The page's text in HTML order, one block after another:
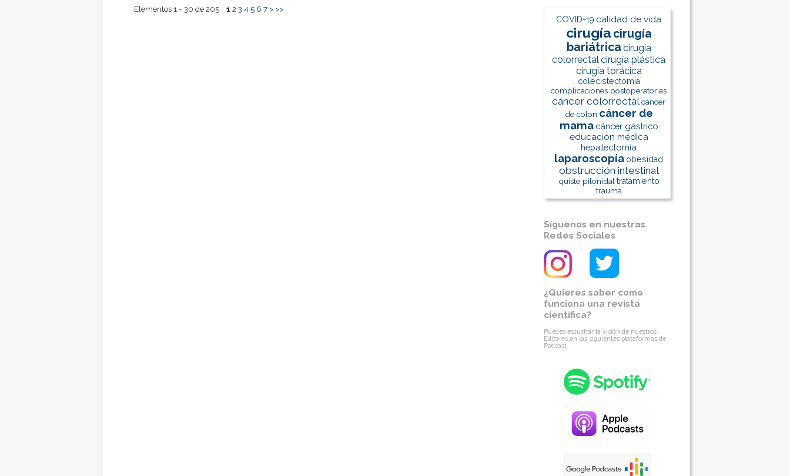
COVID-19 calidad de vida
cirugía cirugía
bariátrica cirugía
colorrectalcirugía plástica
cirugía torácica
colecistectomía
complicaciones postoperatorias
cáncer colorrectalcáncer
de colon cáncer de
mama cáncer gástrico
educación médica
hepatectomía
laparoscopía obesidad
obstrucción intestinal
quiste pilonidal tratamiento
trauma
Síguenos en nuestras
Redes Sociales
¿Quieres saber como
funciona una revista
científica?
Puedes escuchar la visión de nuestros
Editores en las siguientes plataformas de
Podcast
Elementos 1 - 30 de 205 1 23 45 6 7 > >>